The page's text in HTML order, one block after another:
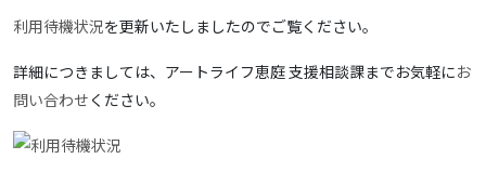
利用待機状況を更新いたしましたのでご覧ください。
詳細につきましては、アートライフ恵庭 支援相談課までお気軽にお
問い合わせ ください。